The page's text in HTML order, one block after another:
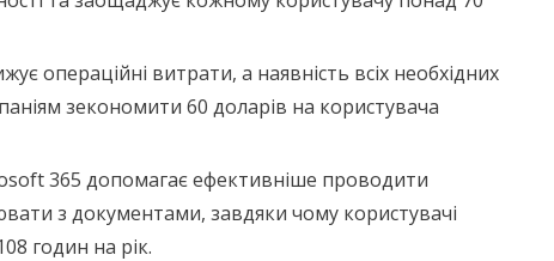
операційні витрати, а наявність всіх необхідних
зекономити 60 доларів на користувача
365 допомагає ефективніше проводити
з документами, завдяки чому користувачі
годин на рік.